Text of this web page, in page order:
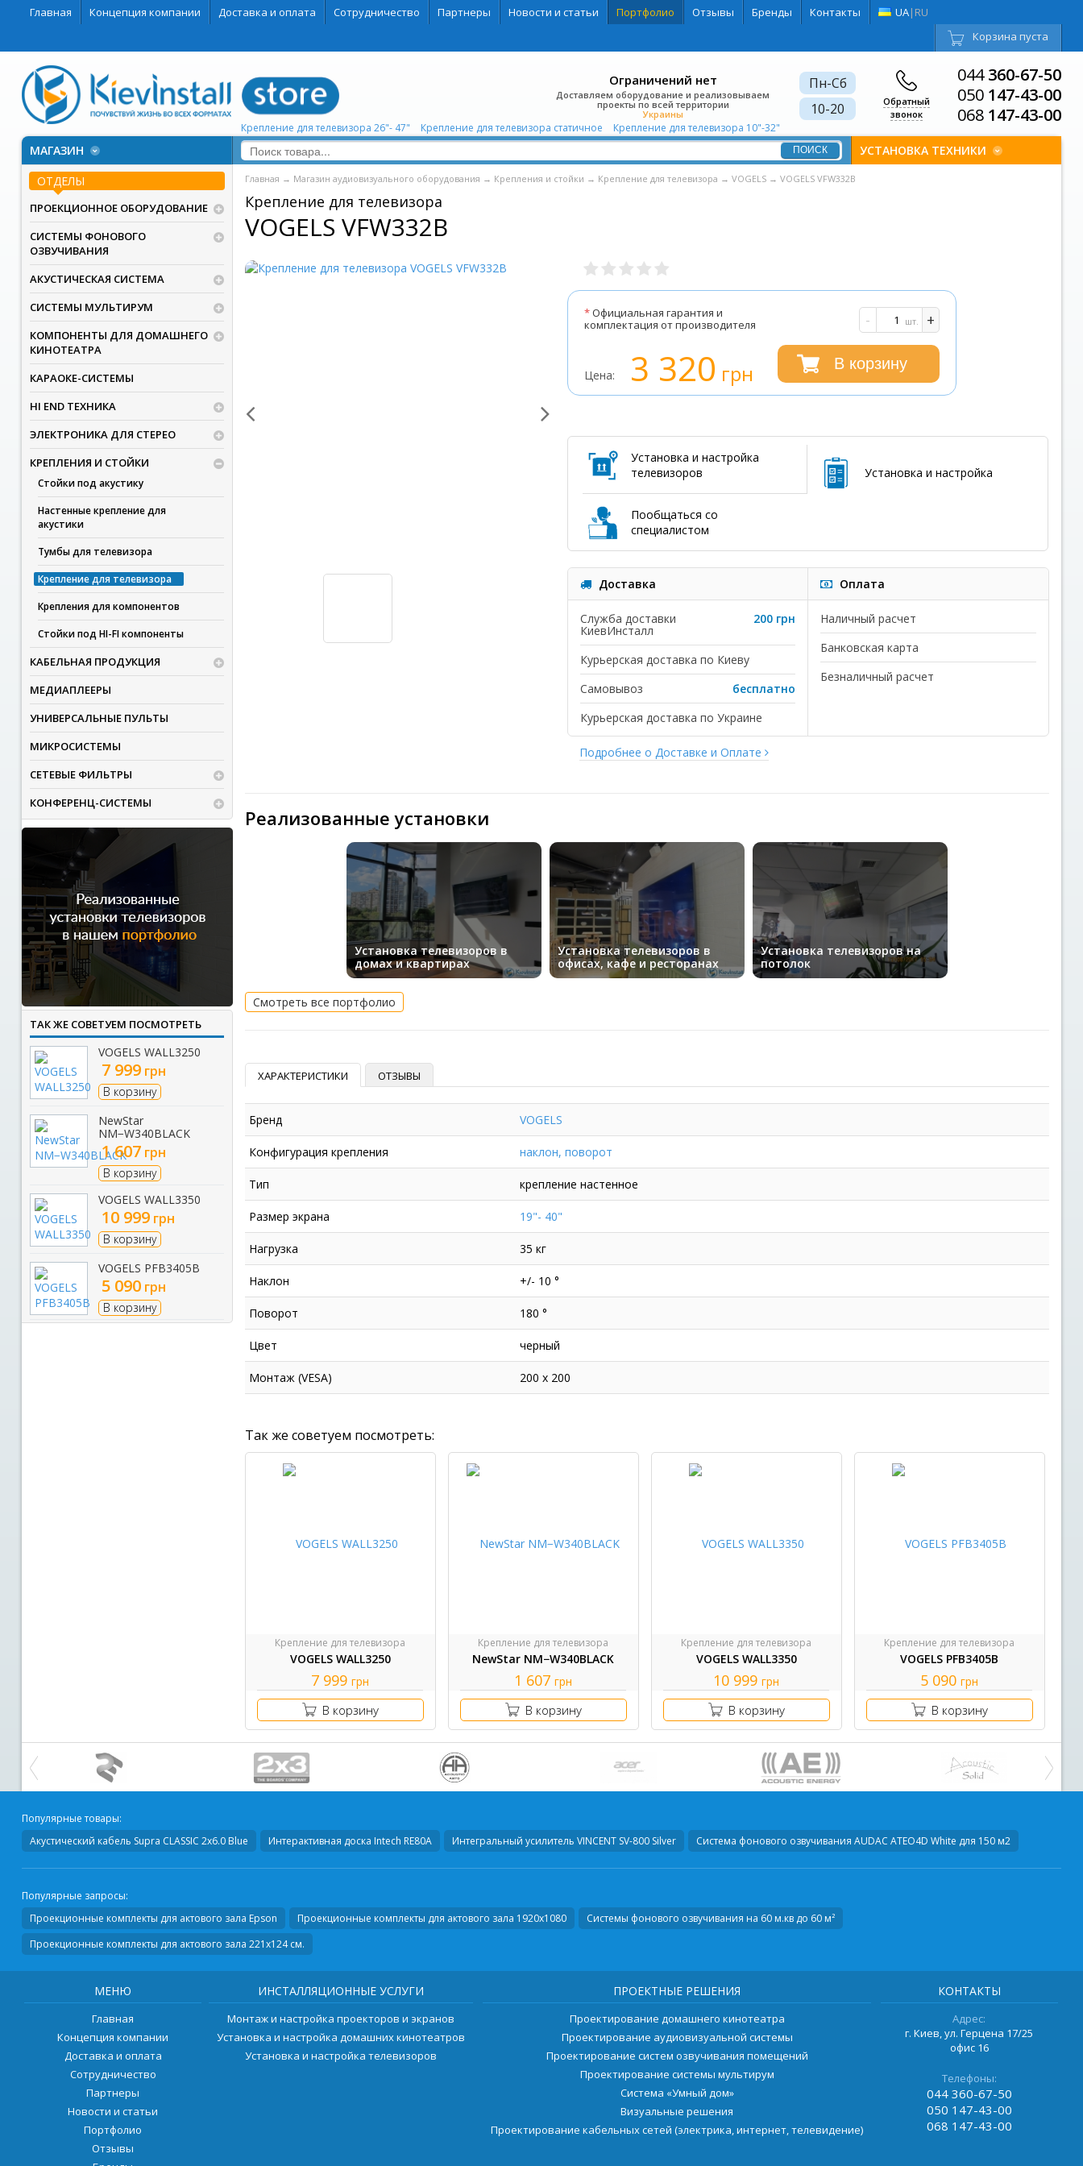
Главная Концепция компании Доставка и оплата Сотрудничество Партнеры Новости и статьи Портфолио Отзывы Бренды Контакты UA| RU
Корзина пуста
044360-67-50
050 147-43-00
068 147-43-00
Обратный
звонок
Пн-Сб
10-20
Ограничений нет
Доставляем оборудование и реализовываем
проекты по всей территории
Украины
МАГАЗИН
Крепление для телевизора 26"- 47" Крепление для телевизора статичное Крепление для телевизора 10"-32"
УСТАНОВКА ТЕХНИКИ
ОТДЕЛЫ
ПРОЕКЦИОННОЕ ОБОРУДОВАНИЕ
СИСТЕМЫ ФОНОВОГО
ОЗВУЧИВАНИЯ
АКУСТИЧЕСКАЯ СИСТЕМА
СИСТЕМЫ МУЛЬТИРУМ
КОМПОНЕНТЫ ДЛЯ ДОМАШНЕГО
КИНОТЕАТРА
КАРАОКЕ-СИСТЕМЫ
HI END ТЕХНИКА
ЭЛЕКТРОНИКА ДЛЯ СТЕРЕО
КРЕПЛЕНИЯ И СТОЙКИ
Стойки под акустику
Настенные крепление для
акустики
Тумбы для телевизора
Крепление для телевизора
Крепления для компонентов
Cтойки под HI-FI компоненты
КАБЕЛЬНАЯ ПРОДУКЦИЯ
МЕДИАПЛЕЕРЫ
УНИВЕРСАЛЬНЫЕ ПУЛЬТЫ
МИКРОСИСТЕМЫ
СЕТЕВЫЕ ФИЛЬТРЫ
КОНФЕРЕНЦ-СИСТЕМЫ
ТАК ЖЕ СОВЕТУЕМ ПОСМОТРЕТЬ
VOGELS WALL3250
7 999грн
В корзину
NewStar
NM−W340BLACK
1 607грн
В корзину
VOGELS WALL3350
10 999грн
В корзину
VOGELS PFB3405B
5 090грн
В корзину
Главная → Магазин аудиовизуального оборудования → Крепления и стойки → Крепление для телевизора → VOGELS → VOGELS VFW332B
Крепление для телевизора
VOGELS VFW332B
*Официальная гарантия и
комплектация от производителя
- +
шт.
Цена: 3 320 грн В корзину
Установка и настройка
телевизоров
Установка и настройка
Пообщаться со
специалистом
Доставка
Служба доставки
КиевИнсталл
200 грн
Курьерская доставка по Киеву
Самовывоз
бесплатно
Курьерская доставка по Украине
Оплата
Наличный расчет
Банковская карта
Безналичный расчет
Подробнее о Доставке и Оплате
Реализованные установки
Установка телевизоров в
домах и квартирах
Установка телевизоров в
офисах, кафе и ресторанах
Установка телевизоров на
потолок
Смотреть все портфолио
ХАРАКТЕРИСТИКИ ОТЗЫВЫ
Бренд VOGELS
Конфигурация крепления наклон, поворот
Тип крепление настенное
Размер экрана 19"- 40"
Нагрузка 35 кг
Наклон +/- 10 °
Поворот 180 °
Цвет черный
Монтаж (VESA) 200 x 200
Так же советуем посмотреть:
Крепление для телевизора
VOGELS WALL3250
7 999 грн
В корзину
Крепление для телевизора
NewStar NM−W340BLACK
1 607грн
В корзину
Крепление для телевизора
VOGELS WALL3350
10 999грн
В корзину
Крепление для телевизора
VOGELS PFB3405B
5 090грн
В корзину
Популярные товары:
Акустический кабель Supra CLASSIC 2x6.0 Blue Интерактивная доска Intech RE80A Интегральный усилитель VINCENT SV-800 Silver Система фонового озвучивания AUDAC ATEO4D White для 150 м2
Популярные запросы:
Проекционные комплекты для актового зала Epson
Проекционные комплекты для актового зала 1920х1080
Системы фонового озвучивания на 60 м.кв до 60 м²
Проекционные комплекты для актового зала 221х124 см.
МЕНЮ
Главная
Концепция компании
Доставка и оплата
Сотрудничество
Партнеры
Новости и статьи
Портфолио
Отзывы
ИНСТАЛЛЯЦИОННЫЕ УСЛУГИ
Монтаж и настройка проекторов и экранов
Установка и настройка домашних кинотеатров
Установка и настройка телевизоров
ПРОЕКТНЫЕ РЕШЕНИЯ
Проектирование домашнего кинотеатра
Проектирование аудиовизуальной системы
Проектирование систем озвучивания помещений
Проектирование системы мультирум
Система «Умный дом»
Визуальные решения
Проектирование кабельных сетей (электрика, интернет, телевидение)
КОНТАКТЫ
Адрес:
г. Киев, ул. Герцена 17/25
офис 16
Телефоны:
044360-67-50
050 147-43-00
068 147-43-00